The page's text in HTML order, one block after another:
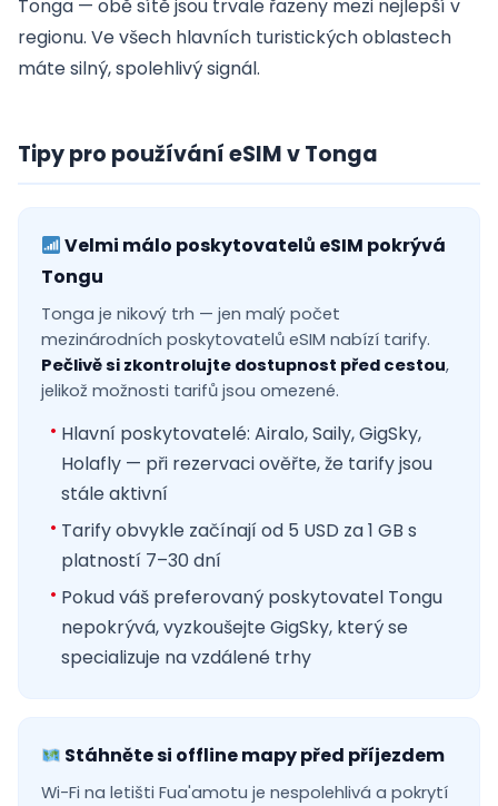
Tonga — obě sítě jsou trvale řazeny mezi nejlepší v
regionu. Ve všech hlavních turistických oblastech
máte silný, spolehlivý signál.
Tipy pro používání eSIM v Tonga
Velmi málo poskytovatelů eSIM pokrývá
Tongu
Tonga je nikový trh — jen malý počet
mezinárodních poskytovatelů eSIM nabízí tarify.
Pečlivě si zkontrolujte dostupnost před cestou,
jelikož možnosti tarifů jsou omezené.
Hlavní poskytovatelé: Airalo, Saily, GigSky,
Holafly — při rezervaci ověřte, že tarify jsou
stále aktivní
Tarify obvykle začínají od 5 USD za 1 GB s
platností 7–30 dní
Pokud váš preferovaný poskytovatel Tongu
nepokrývá, vyzkoušejte GigSky, který se
specializuje na vzdálené trhy
Stáhněte si offline mapy před příjezdem
Wi-Fi na letišti Fua'amotu je nespolehlivá a pokrytí